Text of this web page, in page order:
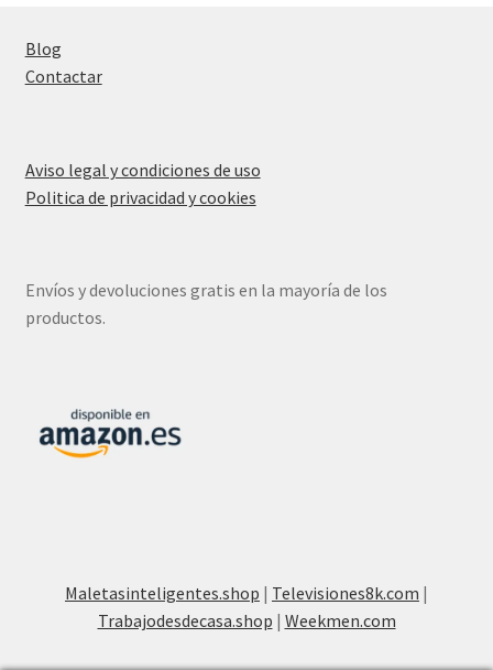
Blog
Contactar
Aviso legal y condiciones de uso
Politica de privacidad y cookies
Envíos y devoluciones gratis en la mayoría de los
productos.
Maletasinteligentes.shop | Televisiones8k.com |
Trabajodesdecasa.shop | Weekmen.com